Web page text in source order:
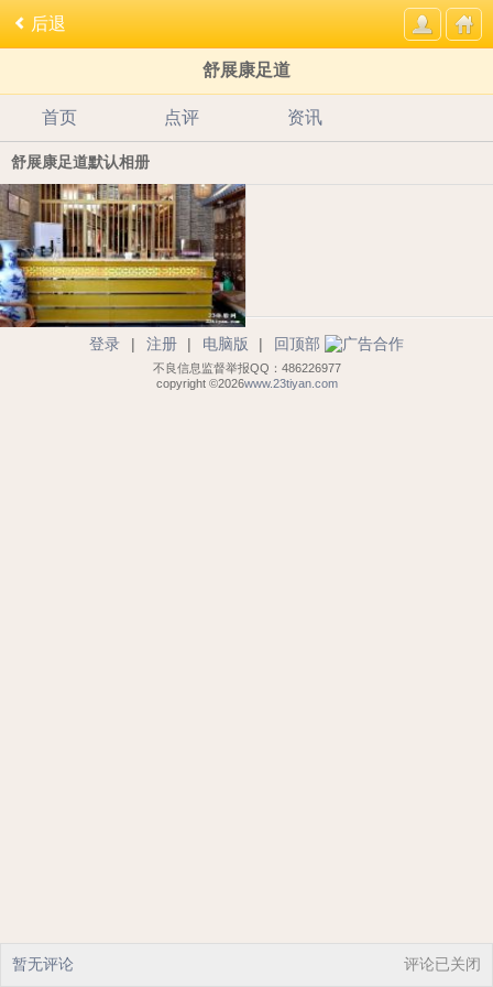
后退
舒展康足道
首页 点评 资讯
舒展康足道默认相册
评论已关闭
暂无评论
登录 | 注册 | 电脑版 | 回顶部
不良信息监督举报QQ：486226977
copyright ©2026www.23tiyan.com